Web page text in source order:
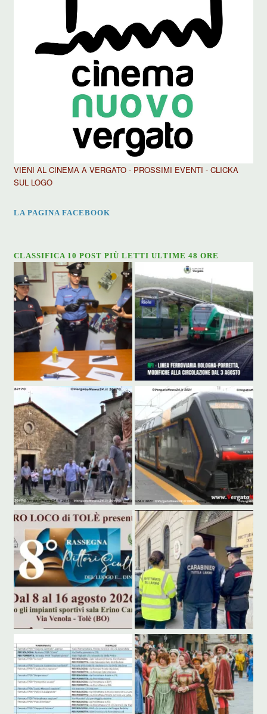
VIENI AL CINEMA A VERGATO - PROSSIMI EVENTI - CLICKA
SUL LOGO
LA PAGINA FACEBOOK
CLASSIFICA 10 POST PIÙ LETTI ULTIME 48 ORE